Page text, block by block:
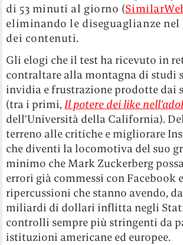
di 53 minuti al giorno (
eliminando le diseguaglianze
dei contenuti.
Gli elogi che il test ha ricevuto in
contraltare alla montagna di studi
invidia e frustrazione prodotte dai
(tra i primi,Il potere dei like
dell’Università della California).
terreno alle critiche e migliorare
che diventi la locomotiva del suo
minimo che Mark Zuckerberg
errori già commessi con Facebook
ripercussioni che stanno avendo,
miliardi di dollari inflitta negli
controlli sempre più stringenti da
istituzioni americane ed europee.